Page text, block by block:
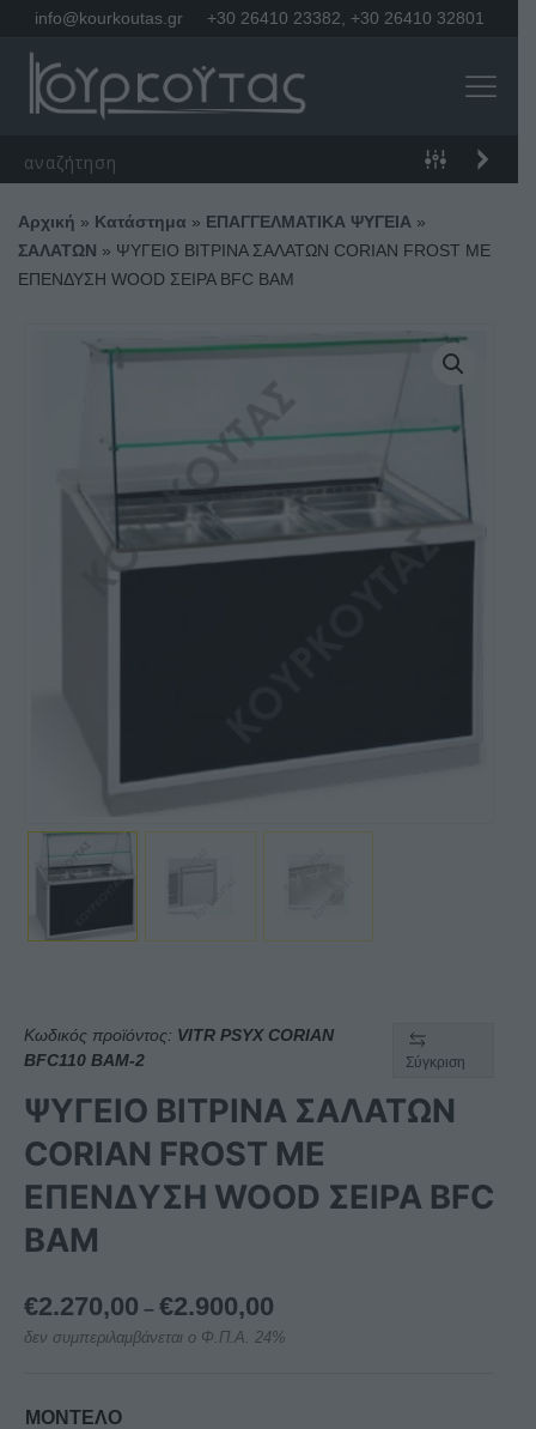
info@kourkoutas.gr +30 26410 23382 +30 26410 32801
Αρχική » Κατάστημα » ΕΠΑΓΓΕΛΜΑΤΙΚΑ ΨΥΓΕΙΑ »
ΣΑΛΑΤΩΝ » ΨΥΓΕΙΟ ΒΙΤΡΙΝΑ ΣΑΛΑΤΩΝ CORIAN FROST ΜΕ
ΕΠΕΝΔΥΣΗ WOOD ΣΕΙΡΑ BFC BAM
Κωδικός προϊόντος: VITR PSYX CORIAN
BFC110 BAM-2
Σύγκριση
ΨΥΓΕΙΟ ΒΙΤΡΙΝΑ ΣΑΛΑΤΩΝ
CORIAN FROST ΜΕ
ΕΠΕΝΔΥΣΗ WOOD ΣΕΙΡΑ BFC
BAM
€2.270,00 – €2.900,00
range:
δεν συμπεριλαμβάνεται ο Φ.Π.Α. 24%
ΜΟΝΤΕΛΟ